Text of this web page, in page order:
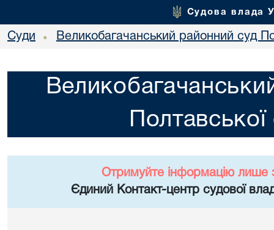
Судова влада
Суди • Великобагачанський районний суд
Полтавської
Отримуйте інформацію лише
Єдиний Контакт-центр судової